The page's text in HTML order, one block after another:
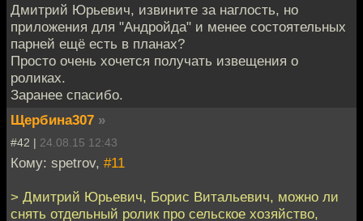
Дмитрий Юрьевич, извините за наглость, но
приложения для "Андройда" и менее состоятельных
парней ещё есть в планах?
Просто очень хочется получать извещения о
роликах.
Заранее спасибо.
Щербина307 »
#42 | 24.08.15 12:43
Кому: spetrov, #11
> Дмитрий Юрьевич, Борис Витальевич, можно ли
снять отдельный ролик про сельское хозяйство,